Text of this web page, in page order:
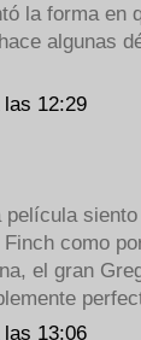
la forma en
algunas
las 12:29
como
el gran
las 13:06